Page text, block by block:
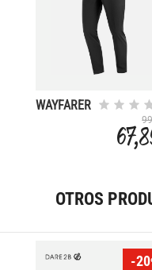
WAYFARER
OTROS
-20